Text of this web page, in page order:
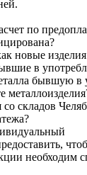
по
новые
в
бывшую в
складов